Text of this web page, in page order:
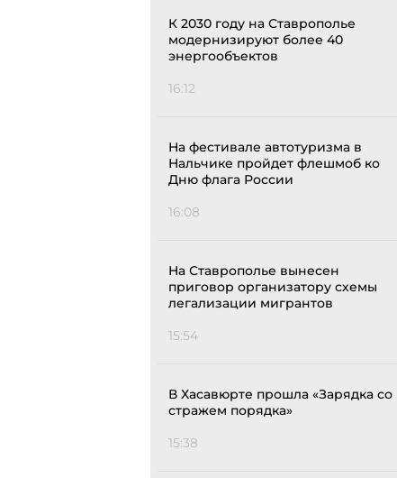
К 2030 году на Ставрополье
модернизируют более 40
энергообъектов
16:12
На фестивале автотуризма в
Нальчике пройдет флешмоб ко
Дню флага России
16:08
На Ставрополье вынесен
приговор организатору схемы
легализации мигрантов
15:54
В Хасавюрте прошла «Зарядка со
стражем порядка»
15:38